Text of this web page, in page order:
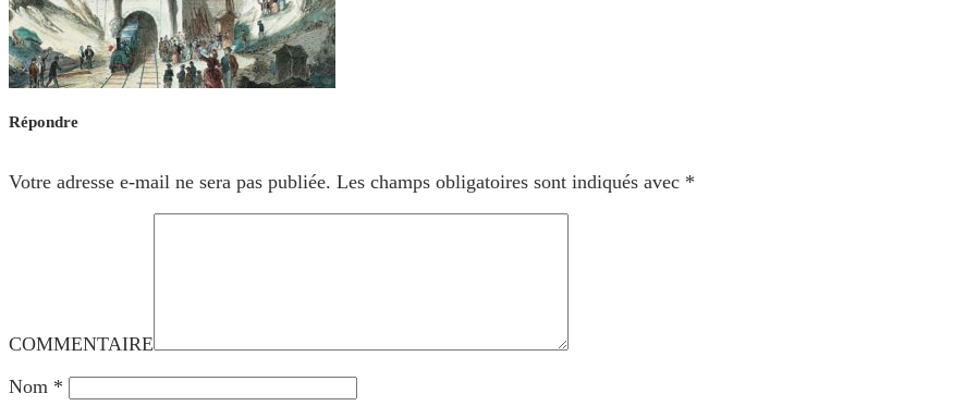
Répondre
Votre adresse e-mail ne sera pas publiée. Les champs obligatoires sont indiqués avec *
COMMENTAIRE
Nom *